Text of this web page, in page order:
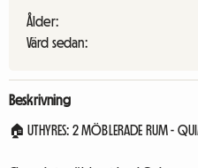
Ålder:
Värd sedan:
Beskrivning
🏠 UTHYRES: 2 MÖBLERADE RUM -